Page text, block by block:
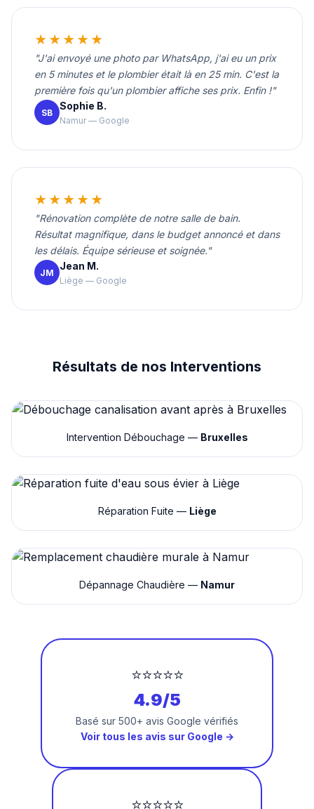
★★★★★
"J'ai envoyé une photo par WhatsApp, j'ai eu un prix
en 5 minutes et le plombier était là en 25 min. C'est la
première fois qu'un plombier affiche ses prix. Enfin !"
SB
Sophie B.
Namur — Google
★★★★★
"Rénovation complète de notre salle de bain.
Résultat magnifique, dans le budget annoncé et dans
les délais. Équipe sérieuse et soignée."
JM
Jean M.
Liège — Google
Résultats de nos Interventions
Intervention Débouchage — Bruxelles
Réparation Fuite — Liège
Dépannage Chaudière — Namur
⭐⭐⭐⭐⭐
4.9/5
Basé sur 500+ avis Google vérifiés
Voir tous les avis sur Google →
⭐⭐⭐⭐⭐